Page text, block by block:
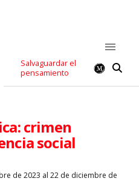
Salvaguardar el
pensamiento
crimen
social
de 2023 al 22 de diciembre de